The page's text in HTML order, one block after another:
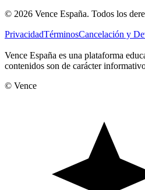
© 2026 Vence España. Todos los
PrivacidadTérminosCancelación y
Vence España es una plataforma
contenidos son de carácter
© Vence